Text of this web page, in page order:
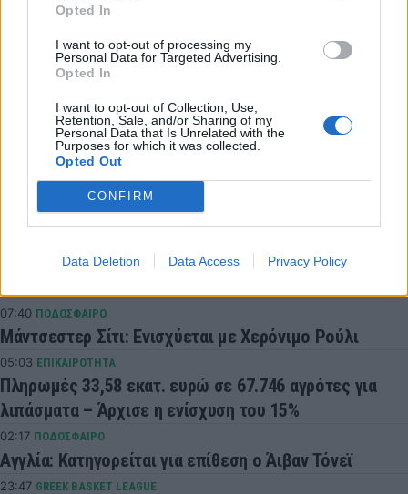
Opted In
I want to opt-out of processing my
Personal Data for Targeted Advertising.
Opted In
I want to opt-out of Collection, Use,
Retention, Sale, and/or Sharing of my
Personal Data that Is Unrelated with the
Purposes for which it was collected.
Opted Out
CONFIRM
Data Deletion Data Access Privacy Policy
Νιου Γιορκ Νικς
COMMENTS
Συνδεθείτε για να σχολιάσετε
07:40 ΠΟΔΟΣΦΑΙΡΟ
Μάντσεστερ Σίτι: Ενισχύεται με Χερόνιμο Ρούλι
05:03 ΕΠΙΚΑΙΡΟΤΗΤΑ
Πληρωμές 33,58 εκατ. ευρώ σε 67.746 αγρότες για
λιπάσματα – Άρχισε η ενίσχυση του 15%
02:17 ΠΟΔΟΣΦΑΙΡΟ
Αγγλία: Κατηγορείται για επίθεση ο Άιβαν Τόνεϊ
23:47 GREEK BASKET LEAGUE